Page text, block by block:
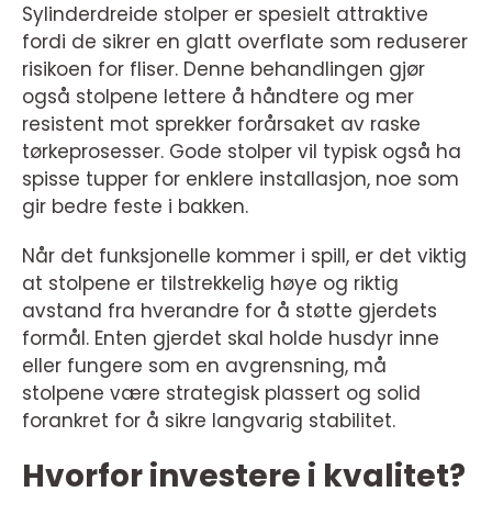
Sylinderdreide stolper er spesielt attraktive
fordi de sikrer en glatt overflate som reduserer
risikoen for fliser. Denne behandlingen gjør
også stolpene lettere å håndtere og mer
resistent mot sprekker forårsaket av raske
tørkeprosesser. Gode stolper vil typisk også ha
spisse tupper for enklere installasjon, noe som
gir bedre feste i bakken.
Når det funksjonelle kommer i spill, er det viktig
at stolpene er tilstrekkelig høye og riktig
avstand fra hverandre for å støtte gjerdets
formål. Enten gjerdet skal holde husdyr inne
eller fungere som en avgrensning, må
stolpene være strategisk plassert og solid
forankret for å sikre langvarig stabilitet.
Hvorfor investere i kvalitet?